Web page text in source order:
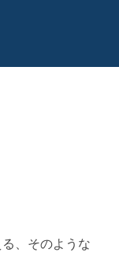
、そのような